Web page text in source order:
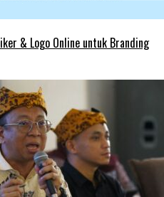
& Logo Online untuk Branding